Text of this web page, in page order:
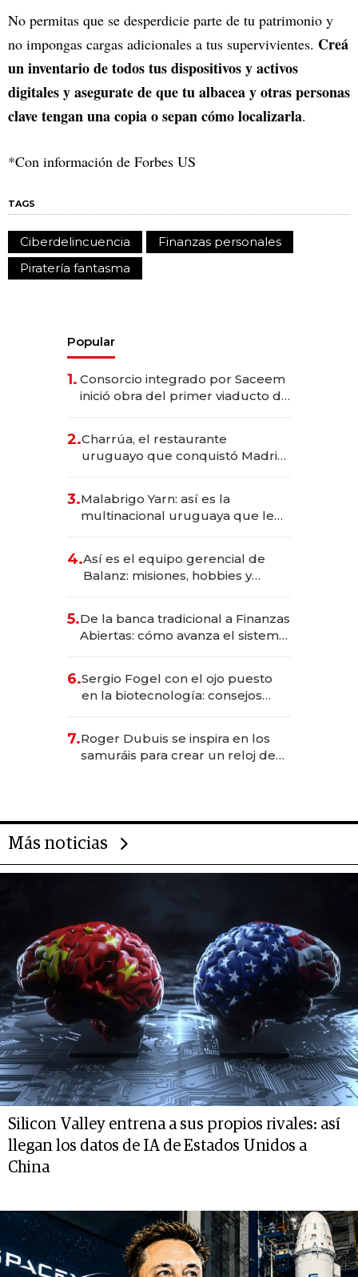
No permitas que se desperdicie parte de tu patrimonio y
no impongas cargas adicionales a tus supervivientes. Creá
un inventario de todos tus dispositivos y activos
digitales y asegurate de que tu albacea y otras personas
clave tengan una copia o sepan cómo localizarla.
*Con información de Forbes US
TAGS
Ciberdelincuencia
Finanzas personales
Piratería fantasma
Popular
1. Consorcio integrado por Saceem
inició obra del primer viaducto de
millones
2.Charrúa, el restaurante
uruguayo que conquistó Madrid:
anticipación y prepara apertura
3.Malabrigo Yarn: así es la
multinacional uruguaya que le
4.Así es el equipo gerencial de
Balanz: misiones, hobbies y
5.De la banca tradicional a Finanzas
Abiertas: cómo avanza el sistema
6.Sergio Fogel con el ojo puesto
en la biotecnología: consejos
rol de la IA
7.Roger Dubuis se inspira en los
samuráis para crear un reloj de
Más noticias
Silicon Valley entrena a sus propios rivales: así
llegan los datos de IA de Estados Unidos a
China